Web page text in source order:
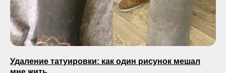
Удаление татуировки: как один рисунок мешал